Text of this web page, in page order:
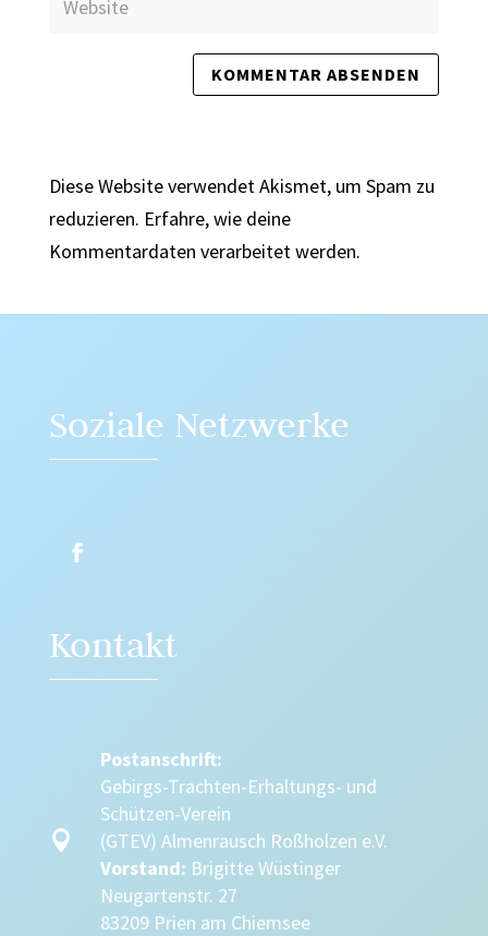
Diese Website verwendet Akismet, um Spam zu
reduzieren. Erfahre, wie deine
Kommentardaten verarbeitet werden.
Soziale Netzwerke
Kontakt

Postanschrift:
Gebirgs-Trachten-Erhaltungs- und
Schützen-Verein
(GTEV) Almenrausch Roßholzen e.V.
Vorstand: Brigitte Wüstinger
Neugartenstr. 27
83209 Prien am Chiemsee